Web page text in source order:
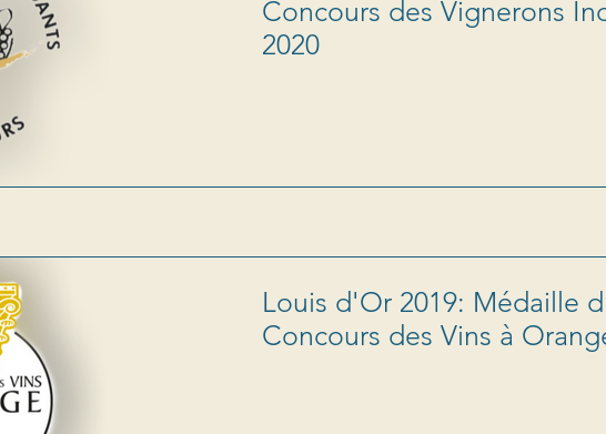
Concours des Vignerons
2020
Louis d'Or 2019: Médaille
Concours des Vins à